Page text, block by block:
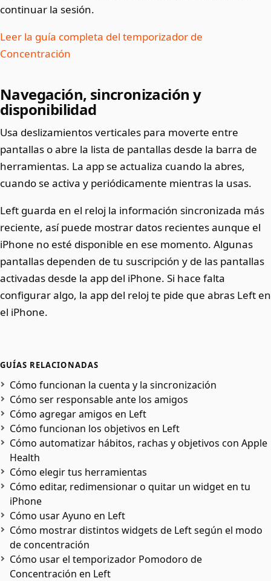
continuar la sesión.
Leer la guía completa del temporizador de
Concentración
Navegación, sincronización y
disponibilidad
Usa deslizamientos verticales para moverte entre
pantallas o abre la lista de pantallas desde la barra de
herramientas. La app se actualiza cuando la abres,
cuando se activa y periódicamente mientras la usas.
Left guarda en el reloj la información sincronizada más
reciente, así puede mostrar datos recientes aunque el
iPhone no esté disponible en ese momento. Algunas
pantallas dependen de tu suscripción y de las pantallas
activadas desde la app del iPhone. Si hace falta
configurar algo, la app del reloj te pide que abras Left en
el iPhone.
GUÍAS RELACIONADAS
Cómo funcionan la cuenta y la sincronización
Cómo ser responsable ante los amigos
Cómo agregar amigos en Left
Cómo funcionan los objetivos en Left
Cómo automatizar hábitos, rachas y objetivos con Apple
Health
Cómo elegir tus herramientas
Cómo editar, redimensionar o quitar un widget en tu
iPhone
Cómo usar Ayuno en Left
Cómo mostrar distintos widgets de Left según el modo
de concentración
Cómo usar el temporizador Pomodoro de
Concentración en Left